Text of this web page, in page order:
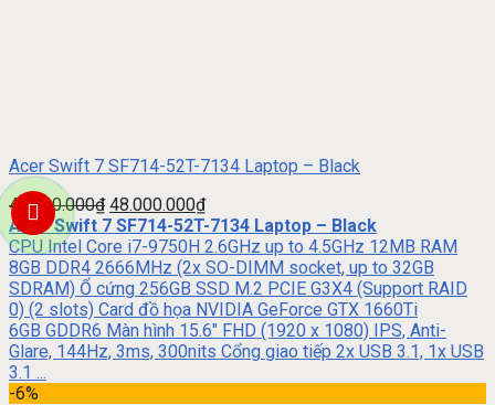
Acer Swift 7 SF714-52T-7134 Laptop – Black
49.600.000₫ 48.000.000₫
Acer Swift 7 SF714-52T-7134 Laptop – Black
CPU Intel Core i7-9750H 2.6GHz up to 4.5GHz 12MB RAM
8GB DDR4 2666MHz (2x SO-DIMM socket, up to 32GB
SDRAM) Ổ cứng 256GB SSD M.2 PCIE G3X4 (Support RAID
0) (2 slots) Card đồ họa NVIDIA GeForce GTX 1660Ti
6GB GDDR6 Màn hình 15.6″ FHD (1920 x 1080) IPS, Anti-
Glare, 144Hz, 3ms, 300nits Cổng giao tiếp 2x USB 3.1, 1x USB
3.1 ...
-6%